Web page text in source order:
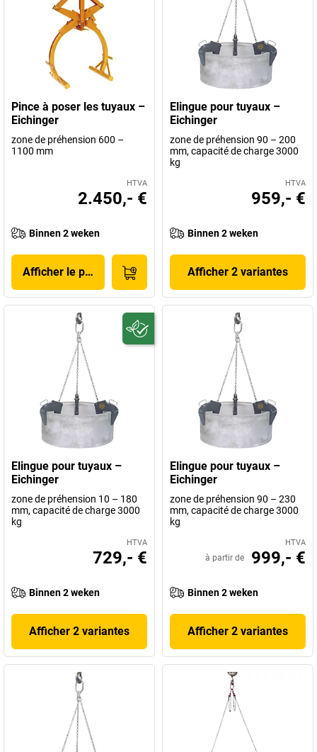
Pince à poser les tuyaux –
Eichinger
zone de préhension 600 –
1100 mm
HTVA
2.450,- €
Binnen 2 weken
Afficher le produit
Elingue pour tuyaux –
Eichinger
zone de préhension 90 – 200
mm, capacité de charge 3000
kg
HTVA
959,- €
Binnen 2 weken
Afficher 2 variantes
Elingue pour tuyaux –
Eichinger
zone de préhension 10 – 180
mm, capacité de charge 3000
kg
HTVA
729,- €
Binnen 2 weken
Afficher 2 variantes
Elingue pour tuyaux –
Eichinger
zone de préhension 90 – 230
mm, capacité de charge 3000
kg
HTVA
à partir de 999,- €
Binnen 2 weken
Afficher 2 variantes